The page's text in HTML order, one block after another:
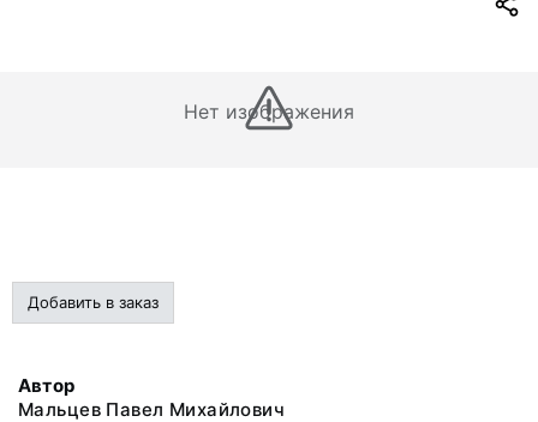
Нет изображения
Добавить в заказ
Автор
Мальцев Павел Михайлович